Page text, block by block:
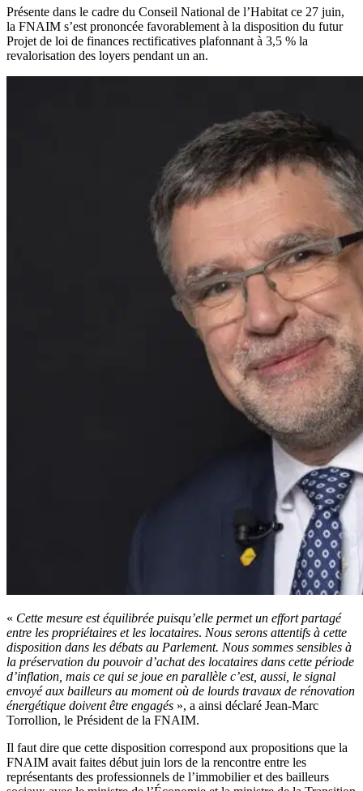
Présente dans le cadre du Conseil National de l’Habitat ce 27 juin,
la FNAIM s’est prononcée favorablement à la disposition du futur
Projet de loi de finances rectificatives plafonnant à 3,5 % la
revalorisation des loyers pendant un an.
« Cette mesure est équilibrée puisqu’elle permet un effort partagé
entre les propriétaires et les locataires. Nous serons attentifs à cette
disposition dans les débats au Parlement. Nous sommes sensibles à
la préservation du pouvoir d’achat des locataires dans cette période
d’inflation, mais ce qui se joue en parallèle c’est, aussi, le signal
envoyé aux bailleurs au moment où de lourds travaux de rénovation
énergétique doivent être engagés », a ainsi déclaré Jean-Marc
Torrollion, le Président de la FNAIM.
Il faut dire que cette disposition correspond aux propositions que la
FNAIM avait faites début juin lors de la rencontre entre les
représentants des professionnels de l’immobilier et des bailleurs